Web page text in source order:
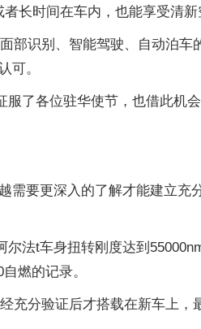
长时间在车内，也能享受清新
部识别、智能驾驶、自动泊车
可。
了各位驻华使节，也借此机
需要更深入的了解才能建立充
法t车身扭转刚度达到
燃的记录。
充分验证后才搭载在新车上，